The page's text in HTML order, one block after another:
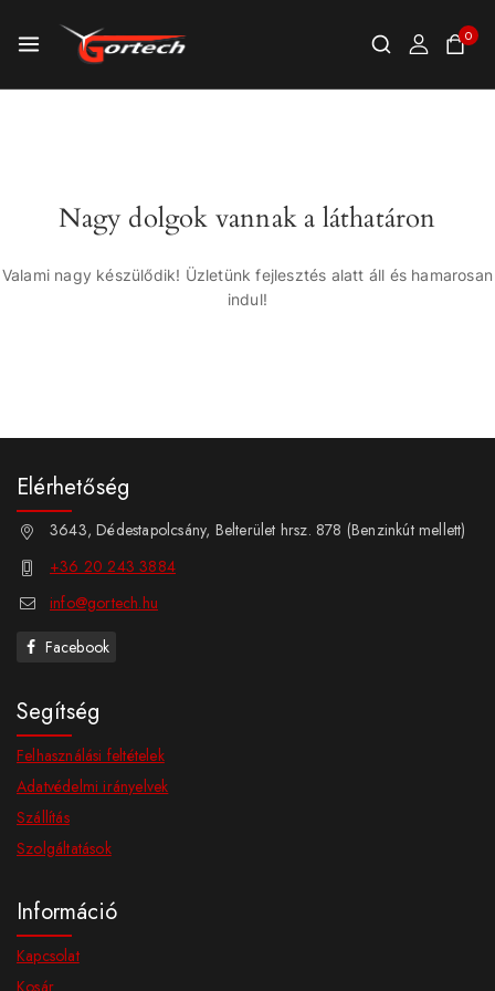
0
Nagy dolgok vannak a láthatáron
Valami nagy készülődik! Üzletünk fejlesztés alatt áll és hamarosan
indul!
Elérhetőség
3643, Dédestapolcsány, Belterület hrsz. 878 (Benzinkút mellett)
+36 20 243 3884
info@gortech.hu
Facebook
Segítség
Felhasználási feltételek
Adatvédelmi irányelvek
Szállítás
Szolgáltatások
Információ
Kapcsolat